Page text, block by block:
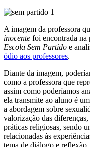
A imagem da professora
inocente foi encontrada
Escola Sem Partido e
ódio aos professores.
Diante da imagem,
como a professora que
assim como poderíamos
ela transmite ao aluno é um
a abordagem sobre
valorização das
práticas religiosas, sendo
relacionadas às